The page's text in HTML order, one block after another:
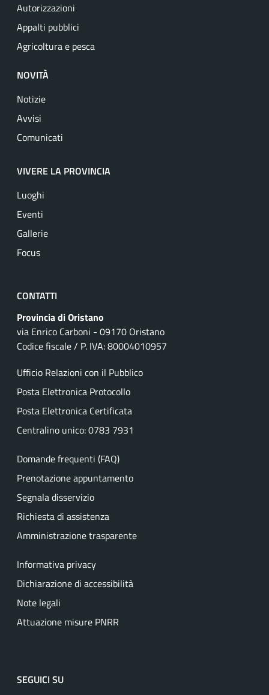
Autorizzazioni
Appalti pubblici
Agricoltura e pesca
NOVITÀ
Notizie
Avvisi
Comunicati
VIVERE LA PROVINCIA
Luoghi
Eventi
Gallerie
Focus
CONTATTI
Provincia di Oristano
via Enrico Carboni - 09170 Oristano
Codice fiscale / P. IVA: 80004010957
Ufficio Relazioni con il Pubblico
Posta Elettronica Protocollo
Posta Elettronica Certificata
Centralino unico: 0783 7931
Domande frequenti (FAQ)
Prenotazione appuntamento
Segnala disservizio
Richiesta di assistenza
Amministrazione trasparente
Informativa privacy
Dichiarazione di accessibilità
Note legali
Attuazione misure PNRR
SEGUICI SU